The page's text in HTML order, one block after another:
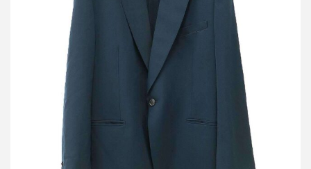
メゾン マルジェラ 19SS 1Bテーラードジャケット S51BN0333
S49189
買取金額25,000円
詳しく見る